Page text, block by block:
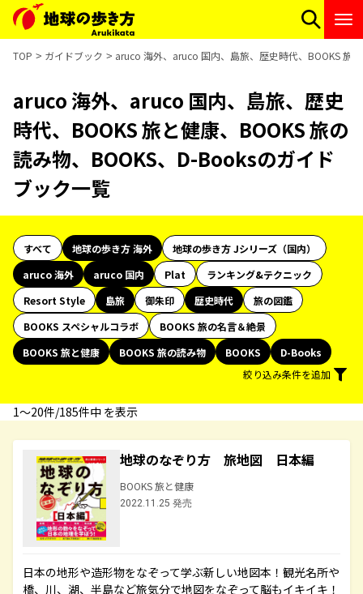
TOP ガイドブック aruco 海外、aruco 国内、島旅、歴史時代、BOOKS 旅
aruco 海外、aruco 国内、島旅、歴史
時代、BOOKS 旅と健康、BOOKS 旅の
読み物、BOOKS、D-Booksのガイド
ブック一覧
すべて 地球の歩き方 海外
地球の歩き方 Jシリーズ（国内）
aruco 海外
aruco 国内 Plat
ランキング&テクニック
Resort Style
島旅 御朱印 歴史時代
旅の図鑑
BOOKS スペシャルコラボ
BOOKS 旅の名言＆絶景
BOOKS 旅と健康
BOOKS 旅の読み物 BOOKS
D-Books
絞り込み条件を追加
1〜20件/185件中 を表示
地球のなぞり方 旅地図 日本編
BOOKS 旅と健康
2022.11.25 発売
日本の地形や造形物をなぞって学ぶ新しい地図本！観光名所や
橋、川、湖、半島など旅気分で地図をなぞって脳もイキイキ！